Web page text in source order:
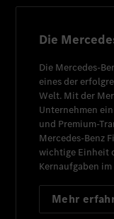
Die
Die Mercedes-
eines der
Welt. Mit der
Unternehmen
und Premium-
Mercedes-Benz
wichtige Einheit
Kernaufgaben
Mehr